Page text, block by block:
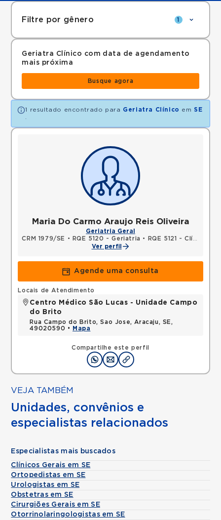
Filtre por gênero 1
Geriatra Clínico com data de agendamento
mais próxima
Busque agora
1 resultado encontrado para Geriatra Clínico em SE
Maria Do Carmo Araujo Reis Oliveira
Geriatria Geral
CRM 1979/SE
• RQE 5120 - Geriatria •
RQE 5121 - Clínica médica
Ver perfil
Agende uma consulta
Compartilhe este perfil
Locais de Atendimento
Centro Médico São Lucas - Unidade Campo
do Brito
Rua Campo do Brito, Sao Jose, Aracaju, SE,
49020590 •
Mapa
VEJA TAMBÉM
Unidades, convênios e
especialistas relacionados
Especialistas mais buscados
Clínicos Gerais em SE
Ortopedistas em SE
Urologistas em SE
Obstetras em SE
Cirurgiões Gerais em SE
Otorrinolaringologistas em SE